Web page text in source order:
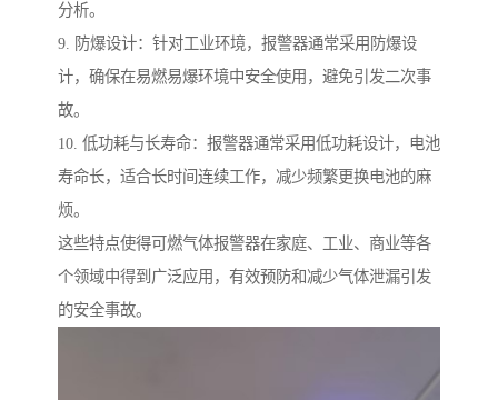
分析。
9. 防爆设计：针对工业环境，报警器通常采用防爆设
计，确保在易燃易爆环境中安全使用，避免引发二次事
故。
10. 低功耗与长寿命：报警器通常采用低功耗设计，电池
寿命长，适合长时间连续工作，减少频繁更换电池的麻
烦。
这些特点使得可燃气体报警器在家庭、工业、商业等各
个领域中得到广泛应用，有效预防和减少气体泄漏引发
的安全事故。